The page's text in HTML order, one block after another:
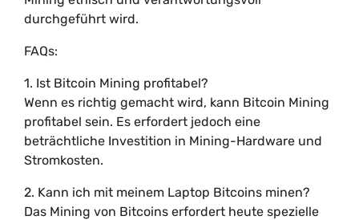
durchgeführt wird.
FAQs:
1. Ist Bitcoin Mining profitabel?
Wenn es richtig gemacht wird, kann Bitcoin Mining
profitabel sein. Es erfordert jedoch eine
beträchtliche Investition in Mining-Hardware und
Stromkosten.
2. Kann ich mit meinem Laptop Bitcoins minen?
Das Mining von Bitcoins erfordert heute spezielle